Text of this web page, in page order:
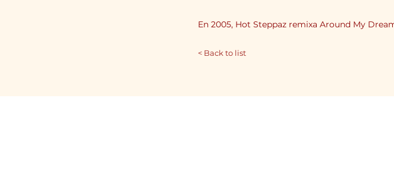
En 2005, Hot Steppaz remixa Around My
< Back to list